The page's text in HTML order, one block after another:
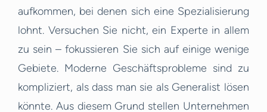
aufkommen, bei denen sich eine Spezialisierung
lohnt. Versuchen Sie nicht, ein Experte in allem
zu sein – fokussieren Sie sich auf einige wenige
Gebiete. Moderne Geschäftsprobleme sind zu
kompliziert, als dass man sie als Generalist lösen
könnte. Aus diesem Grund stellen Unternehmen